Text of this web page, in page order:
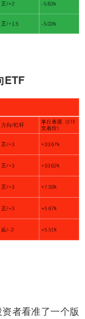
ETF
者看准了一个版